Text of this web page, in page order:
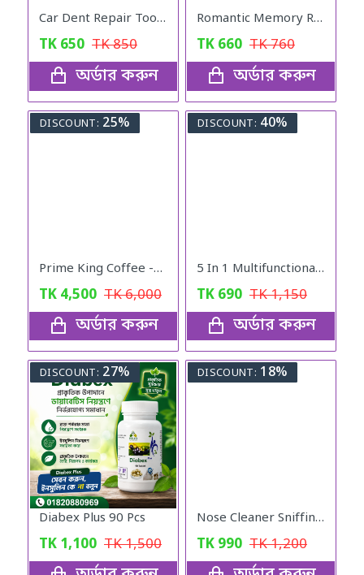
Car Dent Repair Tools Strong Suction Cup
TK 650 TK850
অর্ডার করুন
Romantic Memory Rose Heart Projection 100 Language I Love You Necklace for Lover Couples- Rose Gold
TK 660 TK760
অর্ডার করুন
DISCOUNT: 25%
Prime King Coffee -Boost Your Stamina
TK 4,500 TK6,000
অর্ডার করুন
DISCOUNT: 40%
5 In 1 Multifunctional Vegetable Cutter
TK 690 TK1,150
অর্ডার করুন
DISCOUNT: 27%
Diabex Plus 90 Pcs
TK 1,100 TK1,500
DISCOUNT: 18%
Nose Cleaner Sniffing Equipment for Children
TK 990 TK1,200